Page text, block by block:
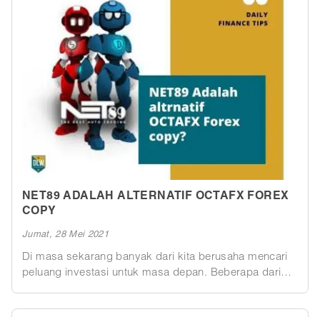
yaitu sama-sama di area investasi trading forex atau
trading valas. Persamaan kedua adalah anda tidak
perlu belajar mengenai trading forex , anda hanya
cukup meletakkan uang anda dan membiarkan mereka
bertumbuh.
NET89 ADALAH ALTERNATIF OCTAFX FOREX
COPY
Jumat, 28 Mei 2021
Di masa sekarang banyak dari kita berusaha mencari
peluang investasi untuk masa depan. Beberapa dari